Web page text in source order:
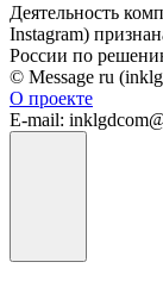
Деятельность
Instagram)
России по
© Message ru
О проекте
E-mail: